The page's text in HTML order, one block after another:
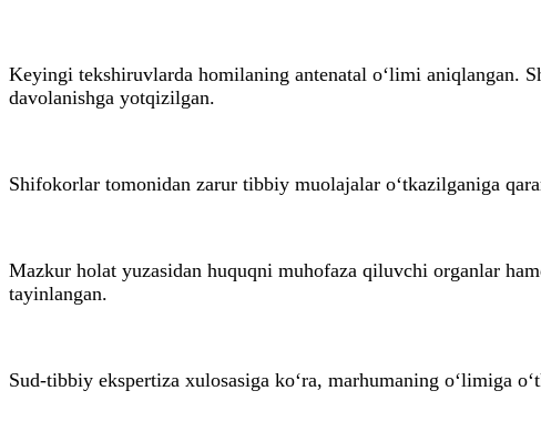
Keyingi tekshiruvlarda homilaning antenatal o‘limi aniqlangan.
davolanishga yotqizilgan.
Shifokorlar tomonidan zarur tibbiy muolajalar o‘tkazilganiga
Mazkur holat yuzasidan huquqni muhofaza qiluvchi organlar
tayinlangan.
Sud-tibbiy ekspertiza xulosasiga ko‘ra, marhumaning o‘limiga